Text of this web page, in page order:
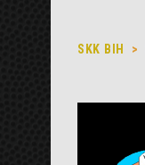
SKK BIH >